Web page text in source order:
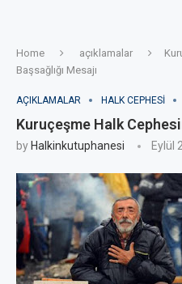
Home açıklamalar
Başsağlığı Mesajı
AÇIKLAMALAR HALK CEPHESI
Kuruçeşme Halk
by Halkinkutuphanesi Eylül